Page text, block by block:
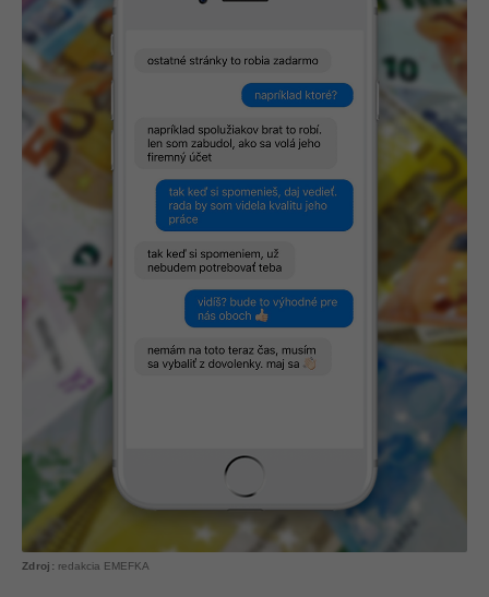
redakcia EMEFKA